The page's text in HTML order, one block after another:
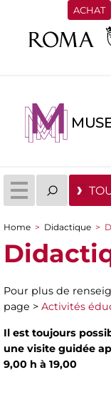
ACHAT
You are here
Home > Didactique >
Pour plus de
page > Activités
Il est toujours
une visite guidée
9,00 h à 19,00